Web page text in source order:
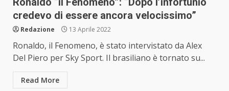
credevo di essere ancora velocissimo”
Redazione 13 Aprile 2022
Ronaldo, il Fenomeno, è stato intervistato da Alex
Del Piero per Sky Sport. Il brasiliano è tornato su...
Read More